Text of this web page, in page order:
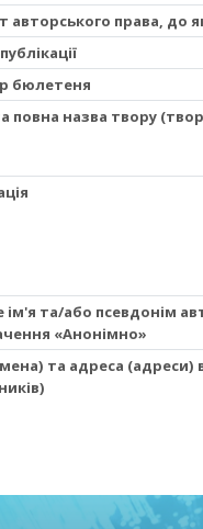
авторського права, до
бюлетеня
повна назва твору
ім'я та/або псевдонім
«Анонімно»
та адреса (адреси)